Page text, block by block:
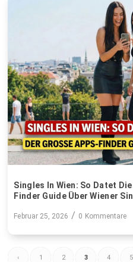
Singles In Wien: So Datet
Finder Guide Über Wiener
Februar 25, 2026 / 0 Kommentare
‹ 1 2 3 4 5